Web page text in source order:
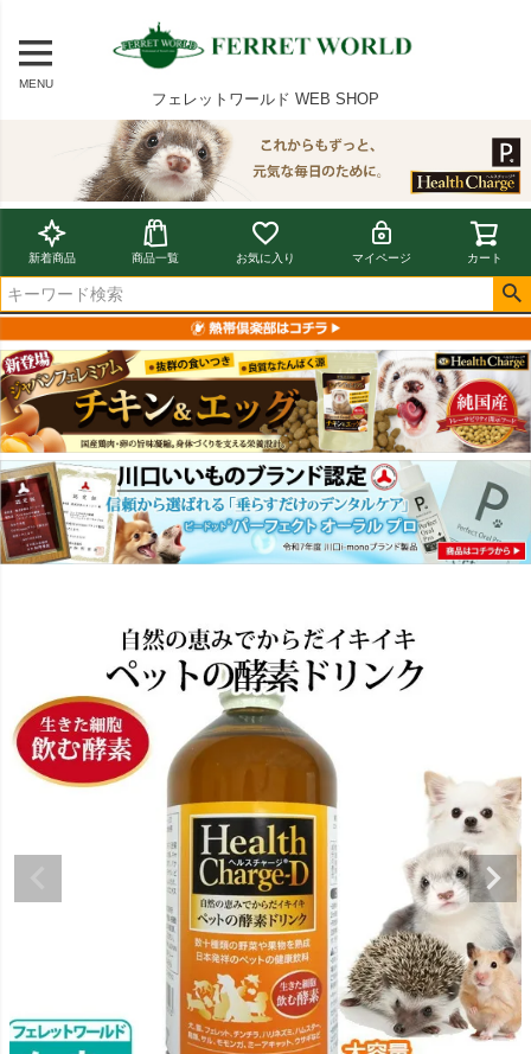
MENU
フェレットワールド WEB SHOP
新着商品 商品一覧 お気に入り マイページ カート